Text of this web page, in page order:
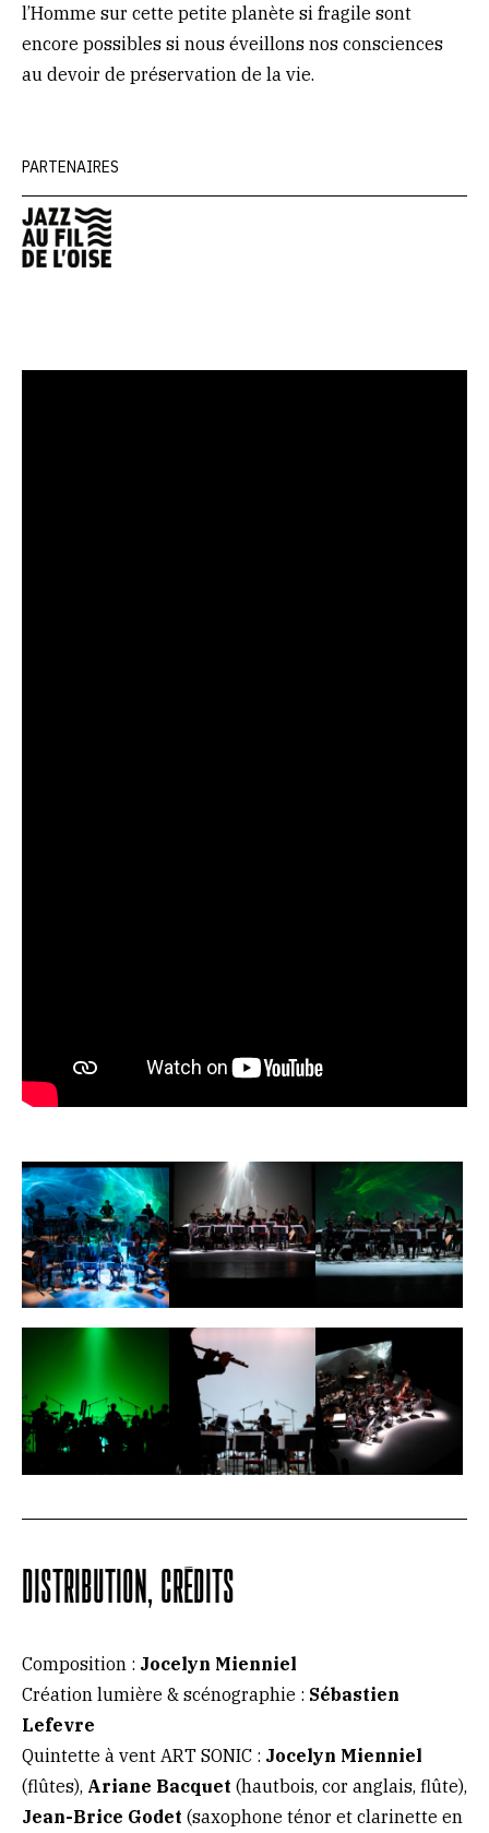
l’Homme sur cette petite planète si fragile sont
encore possibles si nous éveillons nos consciences
au devoir de préservation de la vie.
PARTENAIRES
DISTRIBUTION, CRÉDITS
Composition : Jocelyn Mienniel
Création lumière & scénographie : Sébastien
Lefevre
Quintette à vent ART SONIC : Jocelyn Mienniel
(flûtes), Ariane Bacquet (hautbois, cor anglais, flûte),
Jean-Brice Godet (saxophone ténor et clarinette en